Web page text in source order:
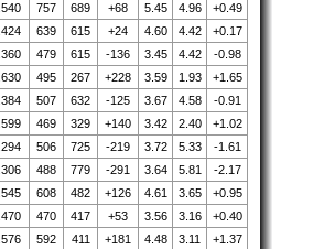
.540 757 689 +68 5.45 4.96
+0.49
.424 639 615 +24 4.60 4.42
+0.17
.360 479 615 -136 3.45 4.42
-0.98
.630 495 267 +228 3.59 1.93
+1.65
.384 507 632 -125 3.67 4.58
-0.91
.599 469 329 +140 3.42 2.40
+1.02
.294 506 725 -219 3.72 5.33
-1.61
.306 488 779 -291 3.64 5.81
-2.17
.545 608 482 +126 4.61 3.65
+0.95
.470 470 417 +53 3.56 3.16
+0.40
.576 592 411 +181 4.48 3.11
+1.37